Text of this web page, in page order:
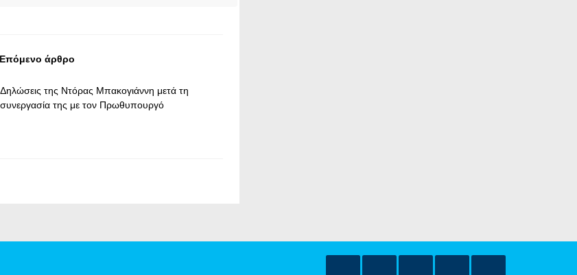
Επόμενο άρθρο
Δηλώσεις της Ντόρας Μπακογιάννη μετά τη
συνεργασία της με τον Πρωθυπουργό